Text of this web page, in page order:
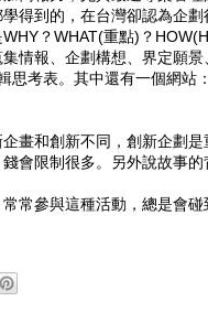
得到的，在台灣卻認為企
？WHAT(重點)？
情報、企劃構想、界定願
思考表。其中還有一個網站
畫和創新不同，創新企劃
會限制很多。另外說故事的
常參與這種活動，總是會碰